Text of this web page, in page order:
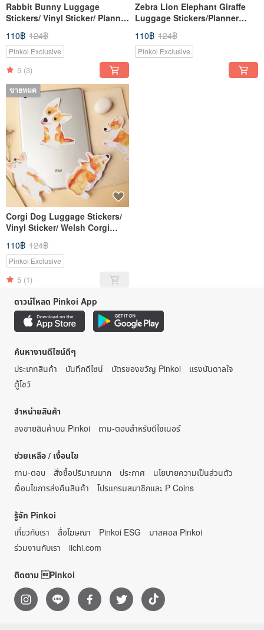
Rabbit Bunny Luggage
Stickers/ Vinyl Sticker/ Planner
Window Laptop Cell Phones
110฿ 124฿
Pinkoi Exclusive
5 (3)
Zebra Lion Elephant Giraffe
Luggage Stickers/Planner
Window Laptop
110฿ 124฿
Pinkoi Exclusive
ขายหมด
Corgi Dog Luggage Stickers/
Vinyl Sticker/ Welsh Corgi
Planner Window Laptop Cel
110฿ 124฿
Pinkoi Exclusive
5 (1)
ดาวน์โหลด Pinkoi App
ค้นหางานดีไซน์ดีๆ
ประเภทสินค้า
บันทึกดีไซน์ บัตรของขวัญ Pinkoi
แรงบันดาลใจ
ตู้โชว์
จำหน่ายสินค้า
ลงขายสินค้าบน Pinkoi
ถาม-ตอบสำหรับดีไซเนอร์
ช่วยเหลือ / เงื่อนไข
ถาม-ตอบ
สั่งซื้อปริมาณมาก ประกาศ
นโยบายความเป็นส่วนตัว
เงื่อนไขการส่งคืนสินค้า
โปรแกรมสมาชิกและ P Coins
รู้จัก Pinkoi
เกี่ยวกับเรา
สื่อโฆษณา Pinkoi ESG
มาสคอส Pinkoi
ร่วมงานกับเรา
iichi.com
ติดตาม Pinkoi